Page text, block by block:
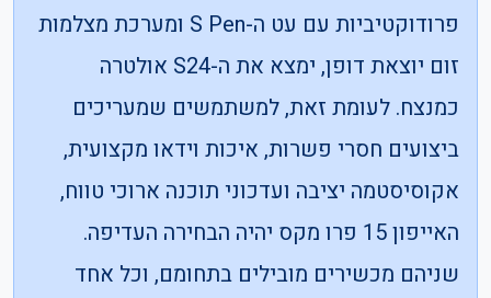
פרודוקטיביות עם עט ה-S Pen ומערכת מצלמות
זום יוצאת דופן, ימצא את ה-S24 אולטרה
כמנצח. לעומת זאת, למשתמשים שמעריכים
ביצועים חסרי פשרות, איכות וידאו מקצועית,
אקוסיסטמה יציבה ועדכוני תוכנה ארוכי טווח,
האייפון 15 פרו מקס יהיה הבחירה העדיפה.
שניהם מכשירים מובילים בתחומם, וכל אחד